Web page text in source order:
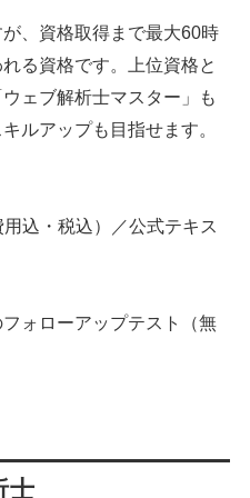
、資格取得まで最大60時
る資格です。上位資格と
ェブ解析士マスター」も
ルアップも目指せます。
込・税込）／公式テキス
ォローアップテスト（無
士